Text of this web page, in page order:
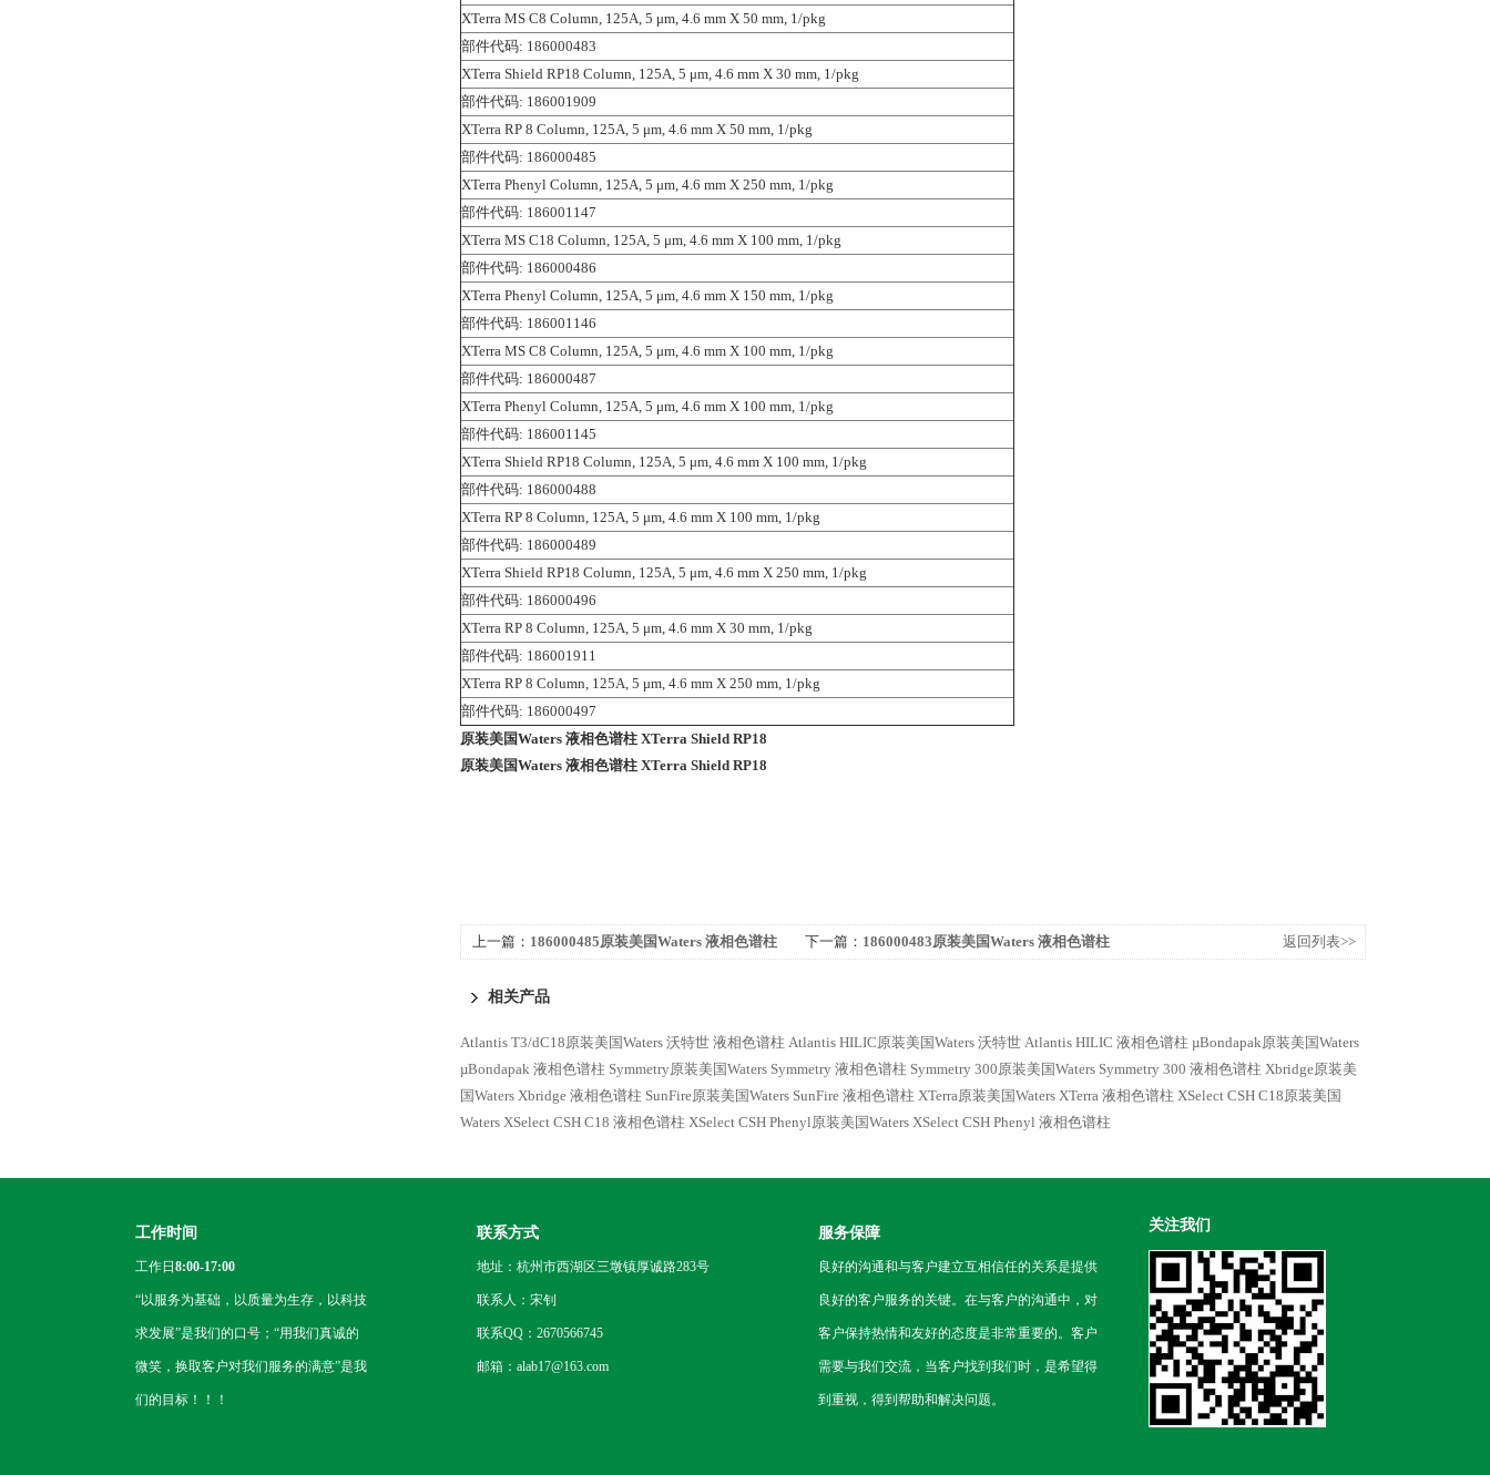
XTerra MS C8 Column, 125A, 5 μm, 4.6 mm X 50 mm, 1/pkg
部件代码: 186000483
XTerra Shield RP18 Column, 125A, 5 μm, 4.6 mm X 30 mm, 1/pkg
部件代码: 186001909
XTerra RP 8 Column, 125A, 5 μm, 4.6 mm X 50 mm, 1/pkg
部件代码: 186000485
XTerra Phenyl Column, 125A, 5 μm, 4.6 mm X 250 mm, 1/pkg
部件代码: 186001147
XTerra MS C18 Column, 125A, 5 μm, 4.6 mm X 100 mm, 1/pkg
部件代码: 186000486
XTerra Phenyl Column, 125A, 5 μm, 4.6 mm X 150 mm, 1/pkg
部件代码: 186001146
XTerra MS C8 Column, 125A, 5 μm, 4.6 mm X 100 mm, 1/pkg
部件代码: 186000487
XTerra Phenyl Column, 125A, 5 μm, 4.6 mm X 100 mm, 1/pkg
部件代码: 186001145
XTerra Shield RP18 Column, 125A, 5 μm, 4.6 mm X 100 mm, 1/pkg
部件代码: 186000488
XTerra RP 8 Column, 125A, 5 μm, 4.6 mm X 100 mm, 1/pkg
部件代码: 186000489
XTerra Shield RP18 Column, 125A, 5 μm, 4.6 mm X 250 mm, 1/pkg
部件代码: 186000496
XTerra RP 8 Column, 125A, 5 μm, 4.6 mm X 30 mm, 1/pkg
部件代码: 186001911
XTerra RP 8 Column, 125A, 5 μm, 4.6 mm X 250 mm, 1/pkg
部件代码: 186000497
原装美国Waters 液相色谱柱 XTerra Shield RP18
原装美国Waters 液相色谱柱 XTerra Shield RP18
上一篇： 186000485原装美国Waters 液相色谱柱
下一篇： 186000483原装美国Waters 液相色谱柱
返回列表>>
相关产品
Atlantis T3/dC18原装美国Waters 沃特世 液相色谱柱 Atlantis HILIC原装美国Waters 沃特世 Atlantis HILIC 液相色谱柱 µBondapak原装美国Waters
µBondapak 液相色谱柱 Symmetry原装美国Waters Symmetry 液相色谱柱 Symmetry 300原装美国Waters Symmetry 300 液相色谱柱 Xbridge原装美
国Waters Xbridge 液相色谱柱 SunFire原装美国Waters SunFire 液相色谱柱 XTerra原装美国Waters XTerra 液相色谱柱 XSelect CSH C18原装美国
Waters XSelect CSH C18 液相色谱柱 XSelect CSH Phenyl原装美国Waters XSelect CSH Phenyl 液相色谱柱
工作时间
工作日 8:00-17:00
“以服务为基础，以质量为生存，以科技
求发展”是我们的口号；“用我们真诚的
微笑，换取客户对我们服务的满意”是我
们的目标！！！
联系方式
地址：杭州市西湖区三墩镇厚诚路283号
联系人：宋钊
联系QQ：2670566745
邮箱：alab17@163.com
服务保障
良好的沟通和与客户建立互相信任的关系是提供
良好的客户服务的关键。在与客户的沟通中，对
客户保持热情和友好的态度是非常重要的。客户
需要与我们交流，当客户找到我们时，是希望得
到重视，得到帮助和解决问题。
关注我们